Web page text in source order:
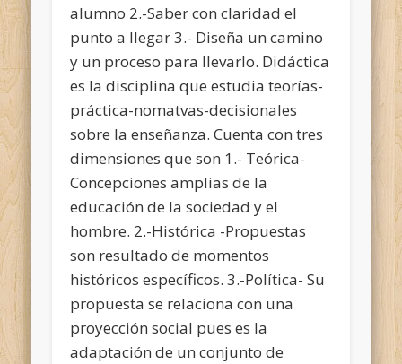
alumno 2.-Saber con claridad el
punto a llegar 3.- Diseña un camino
y un proceso para llevarlo. Didáctica
es la disciplina que estudia teorías-
práctica-nomatvas-decisionales
sobre la enseñanza. Cuenta con tres
dimensiones que son 1.- Teórica-
Concepciones amplias de la
educación de la sociedad y el
hombre. 2.-Histórica -Propuestas
son resultado de momentos
históricos específicos. 3.-Política- Su
propuesta se relaciona con una
proyección social pues es la
adaptación de un conjunto de